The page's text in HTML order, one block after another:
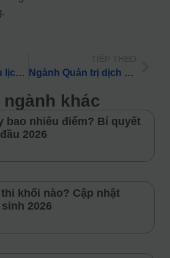
Review ngành Du lịch: Học gì, ở đâu và Lương khởi điểm 2026 Ngành Quản trị dịch vụ du lịch và lữ hành lấy bao nhiêu điểm? Bí quyết chọn trường Top đầu 2026
ngành khác
bao nhiêu điểm? Bí quyết
2026
khối nào? Cập nhật
2026